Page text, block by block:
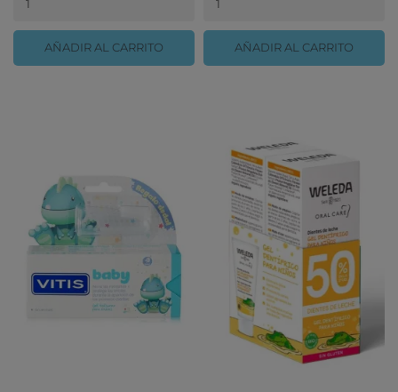
AÑADIR AL CARRITO AÑADIR AL CARRITO